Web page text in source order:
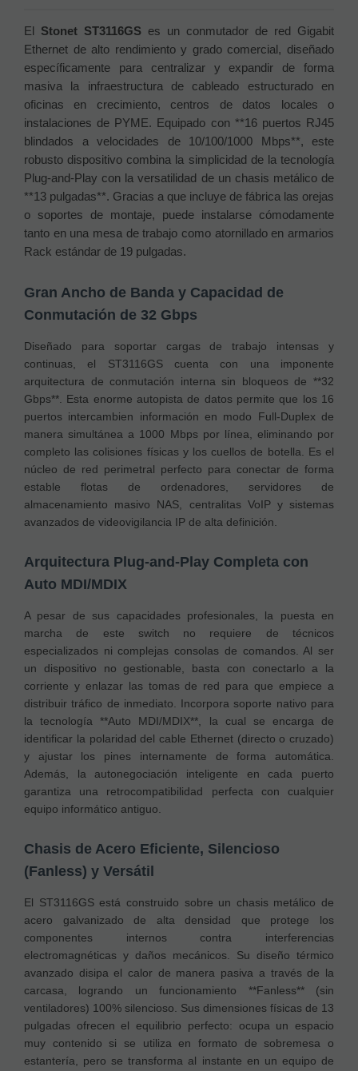
El Stonet ST3116GS es un conmutador de red Gigabit
Ethernet de alto rendimiento y grado comercial, diseñado
específicamente para centralizar y expandir de forma
masiva la infraestructura de cableado estructurado en
oficinas en crecimiento, centros de datos locales o
instalaciones de PYME. Equipado con **16 puertos RJ45
blindados a velocidades de 10/100/1000 Mbps**, este
robusto dispositivo combina la simplicidad de la tecnología
Plug-and-Play con la versatilidad de un chasis metálico de
**13 pulgadas**. Gracias a que incluye de fábrica las orejas
o soportes de montaje, puede instalarse cómodamente
tanto en una mesa de trabajo como atornillado en armarios
Rack estándar de 19 pulgadas.
Gran Ancho de Banda y Capacidad de
Conmutación de 32 Gbps
Diseñado para soportar cargas de trabajo intensas y
continuas, el ST3116GS cuenta con una imponente
arquitectura de conmutación interna sin bloqueos de **32
Gbps**. Esta enorme autopista de datos permite que los 16
puertos intercambien información en modo Full-Duplex de
manera simultánea a 1000 Mbps por línea, eliminando por
completo las colisiones físicas y los cuellos de botella. Es el
núcleo de red perimetral perfecto para conectar de forma
estable flotas de ordenadores, servidores de
almacenamiento masivo NAS, centralitas VoIP y sistemas
avanzados de videovigilancia IP de alta definición.
Arquitectura Plug-and-Play Completa con
Auto MDI/MDIX
A pesar de sus capacidades profesionales, la puesta en
marcha de este switch no requiere de técnicos
especializados ni complejas consolas de comandos. Al ser
un dispositivo no gestionable, basta con conectarlo a la
corriente y enlazar las tomas de red para que empiece a
distribuir tráfico de inmediato. Incorpora soporte nativo para
la tecnología **Auto MDI/MDIX**, la cual se encarga de
identificar la polaridad del cable Ethernet (directo o cruzado)
y ajustar los pines internamente de forma automática.
Además, la autonegociación inteligente en cada puerto
garantiza una retrocompatibilidad perfecta con cualquier
equipo informático antiguo.
Chasis de Acero Eficiente, Silencioso
(Fanless) y Versátil
El ST3116GS está construido sobre un chasis metálico de
acero galvanizado de alta densidad que protege los
componentes internos contra interferencias
electromagnéticas y daños mecánicos. Su diseño térmico
avanzado disipa el calor de manera pasiva a través de la
carcasa, logrando un funcionamiento **Fanless** (sin
ventiladores) 100% silencioso. Sus dimensiones físicas de 13
pulgadas ofrecen el equilibrio perfecto: ocupa un espacio
muy contenido si se utiliza en formato de sobremesa o
estantería, pero se transforma al instante en un equipo de